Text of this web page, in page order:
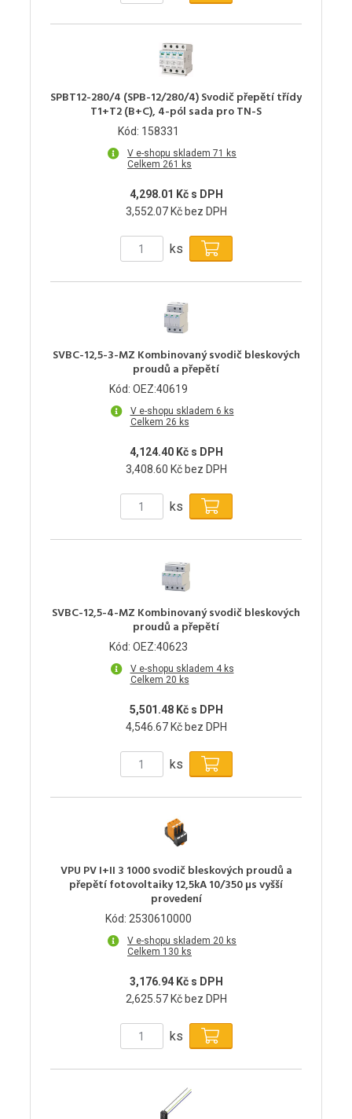
SPBT12-280/4 (SPB-12/280/4) Svodič přepětí třídy
T1+T2 (B+C), 4-pól sada pro TN-S
Kód: 158331
V e-shopu skladem 71 ks
Celkem 261 ks
4,298.01 Kč s DPH
3,552.07 Kč bez DPH
ks
SVBC-12,5-3-MZ Kombinovaný svodič bleskových
proudů a přepětí
Kód: OEZ:40619
V e-shopu skladem 6 ks
Celkem 26 ks
4,124.40 Kč s DPH
3,408.60 Kč bez DPH
ks
SVBC-12,5-4-MZ Kombinovaný svodič bleskových
proudů a přepětí
Kód: OEZ:40623
V e-shopu skladem 4 ks
Celkem 20 ks
5,501.48 Kč s DPH
4,546.67 Kč bez DPH
ks
VPU PV I+II 3 1000 svodič bleskových proudů a
přepětí fotovoltaiky 12,5kA 10/350 µs vyšší
provedení
Kód: 2530610000
V e-shopu skladem 20 ks
Celkem 130 ks
3,176.94 Kč s DPH
2,625.57 Kč bez DPH
ks